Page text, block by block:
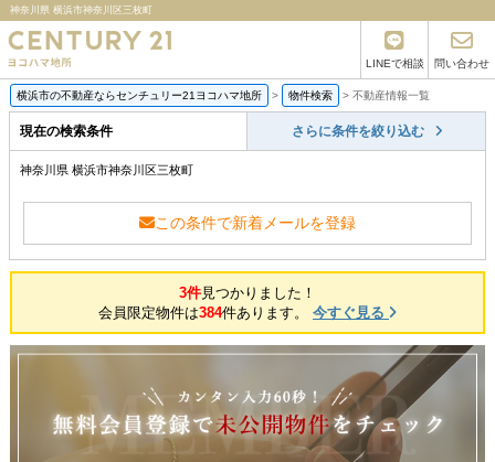
神奈川県 横浜市神奈川区三枚町
LINEで相談 問い合わせ
横浜市の不動産ならセンチュリー21ヨコハマ地所 > 物件検索 > 不動産情報一覧
現在の検索条件 さらに条件を絞り込む
神奈川県 横浜市神奈川区三枚町
この条件で新着メールを登録
3件見つかりました！
会員限定物件は384件あります。 今すぐ見る